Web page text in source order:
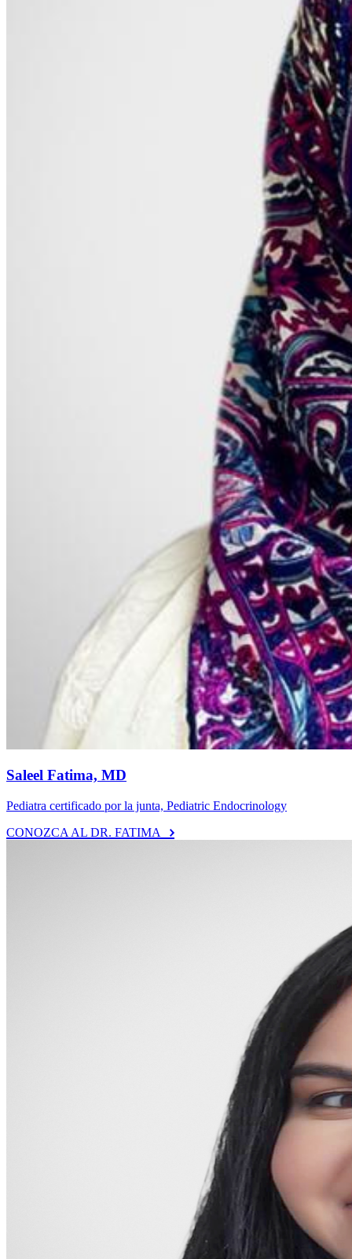
Saleel Fatima, MD
Pediatra certificado por la junta, Pediatric Endocrinology
CONOZCA AL DR. FATIMA